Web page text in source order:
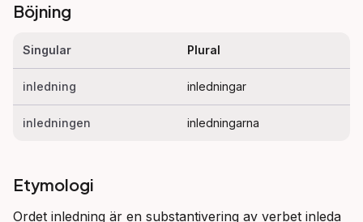
Böjning
Singular Plural
inledning inledningar
inledningen inledningarna
Etymologi
Ordet inledning är en substantivering av verbet inleda